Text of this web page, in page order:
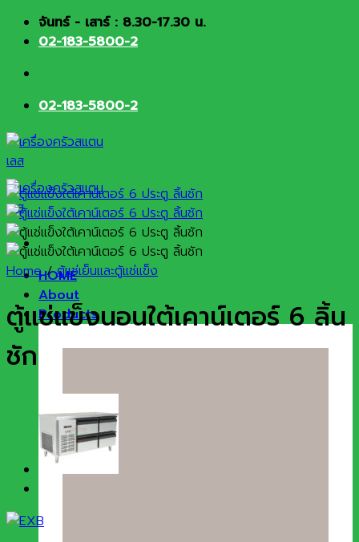
Skip จันทร์ - เสาร์ : 8.30-17.30 น.
02-183-5800-2
02-183-5800-2
HOME
About
Products
Home / ตู้แช่เย็นและตู้แช่แข็ง
ตู้แช่แข็งนอนใต้เคาน์เตอร์ 6 ลิ้น
ชัก